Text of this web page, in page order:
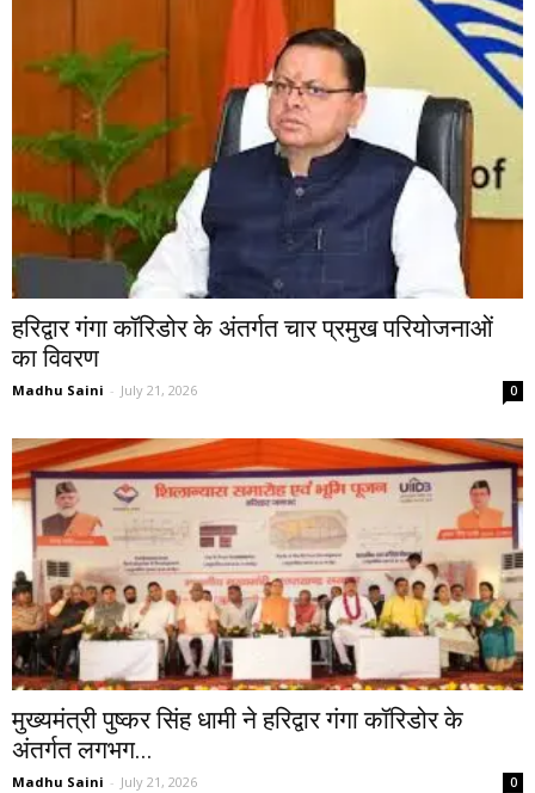
हरिद्वार गंगा कॉरिडोर के अंतर्गत चार प्रमुख परियोजनाओं
का विवरण
Madhu Saini - July 21, 2026 0
मुख्यमंत्री पुष्कर सिंह धामी ने हरिद्वार गंगा कॉरिडोर के
अंतर्गत लगभग...
Madhu Saini - July 21, 2026 0